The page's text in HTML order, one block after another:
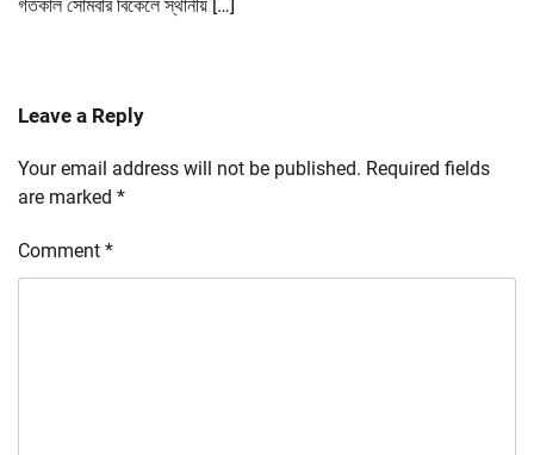
গতকাল সোমবার বিকেলে স্থানীয় […]
Leave a Reply
Your email address will not be published. Required fields
are marked *
Comment *